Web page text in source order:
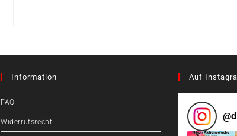
Information
FAQ
Widerrufsrecht
Auf
@